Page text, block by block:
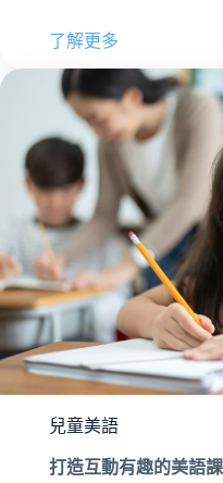
了解更多
兒童美語
打造互動有趣的美語